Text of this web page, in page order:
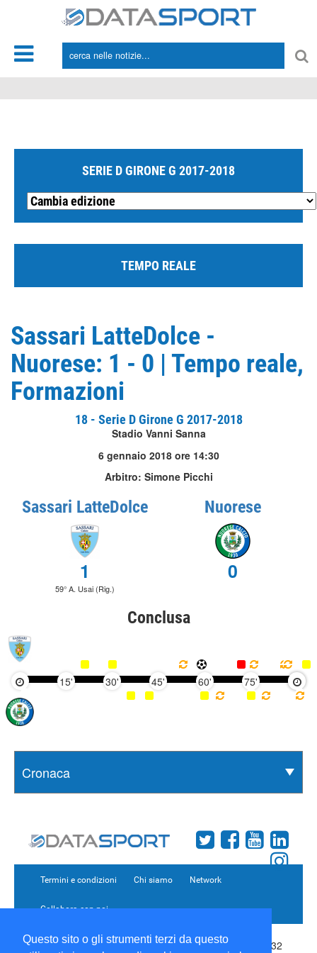
Questo sito o gli strumenti terzi da questo
SERIE D GIRONE G 2017-2018
TEMPO REALE
Sassari LatteDolce -
Nuorese: 1 - 0 | Tempo reale,
Formazioni
18 - Serie D Girone G 2017-2018
Stadio Vanni Sanna
6 gennaio 2018 ore 14:30
Arbitro: Simone Picchi
Sassari LatteDolce
1
59° A. Usai (Rig.)
Nuorese
0
Conclusa
15' 30' 45' 60' 75' 90'
Termini e condizioni Chi siamo Network
Collabora con noi
Copyright 1995-2026 ©Wise SrlVia Palmanova 8 20132